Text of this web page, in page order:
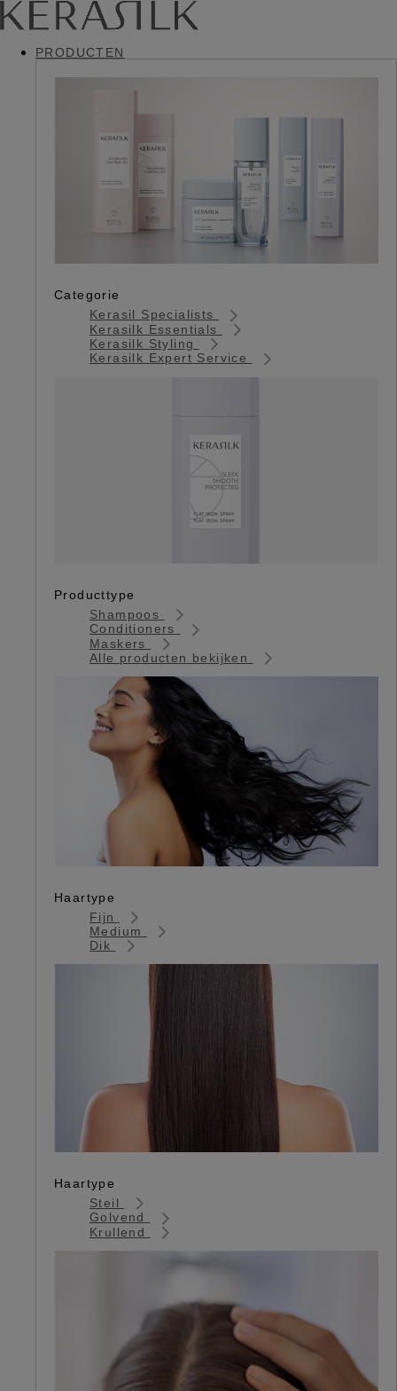
PRODUCTEN
Categorie
Kerasil Specialists
Kerasilk Essentials
Kerasilk Styling
Kerasilk Expert Service
Producttype
Shampoos
Conditioners
Maskers
Alle producten bekijken
Haartype
Fijn
Medium
Dik
Haartype
Steil
Golvend
Krullend